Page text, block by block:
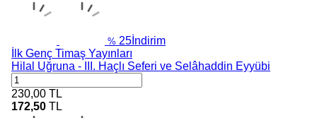
% 25 İndirim
İlk Genç Timaş Yayınları
Hilal Uğruna - III. Haçlı Seferi ve Selâhaddin Eyyübi
230,00 TL
172,50 TL